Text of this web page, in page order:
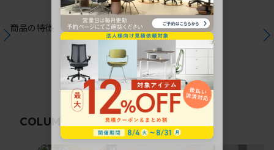
商品の特徴
COLUMN 関連コラム